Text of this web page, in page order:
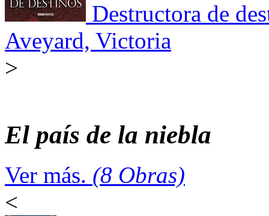
Destructora de
Aveyard, Victoria
>
El país de la niebla
Ver más. (8 Obras)
<